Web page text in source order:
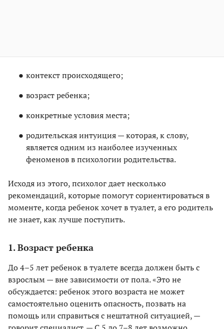
контекст происходящего;
возраст ребенка;
конкретные условия места;
родительская интуиция — которая, к слову,
является одним из наиболее изученных
феноменов в психологии родительства.
Исходя из этого, психолог дает несколько
рекомендаций, которые помогут сориентироваться в
моменте, когда ребенок хочет в туалет, а его родитель
не знает, как лучше поступить.
1. Возраст ребенка
До 4–5 лет ребенок в туалете всегда должен быть с
взрослым — вне зависимости от пола. «Это не
обсуждается: ребенок этого возраста не может
самостоятельно оценить опасность, позвать на
помощь или справиться с нештатной ситуацией, —